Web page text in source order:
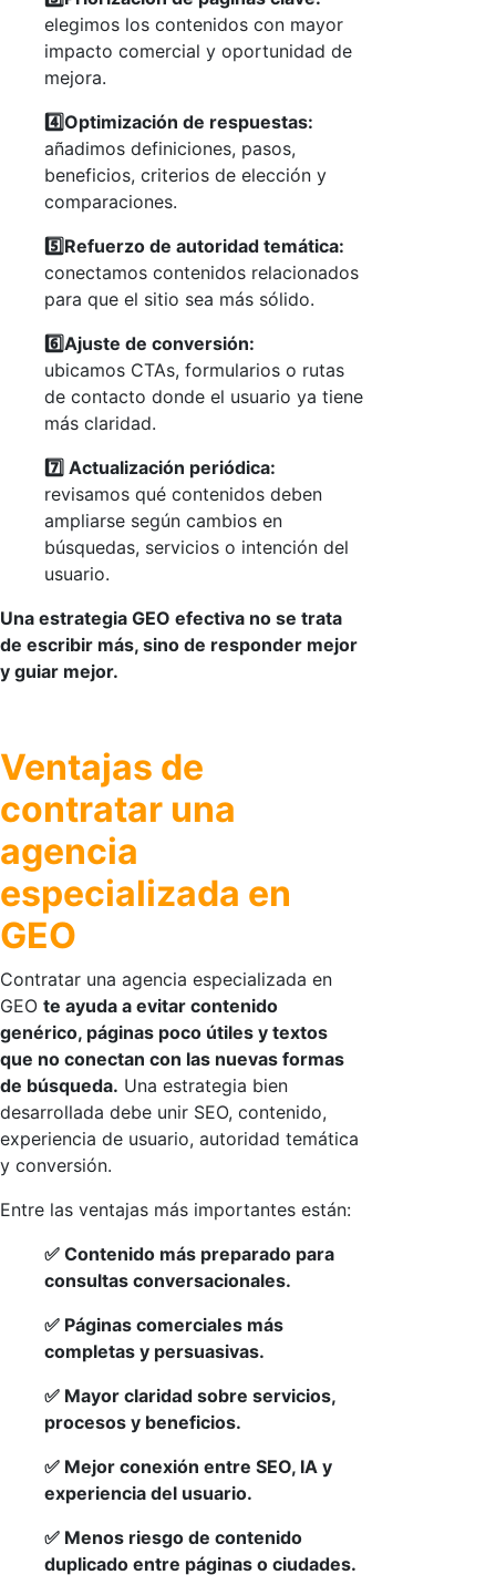
elegimos los contenidos con mayor
impacto comercial y oportunidad de
mejora.
4️⃣Optimización de respuestas:
añadimos definiciones, pasos,
beneficios, criterios de elección y
comparaciones.
5️⃣Refuerzo de autoridad temática:
conectamos contenidos relacionados
para que el sitio sea más sólido.
6️⃣Ajuste de conversión:
ubicamos CTAs, formularios o rutas
de contacto donde el usuario ya tiene
más claridad.
7️⃣ Actualización periódica:
revisamos qué contenidos deben
ampliarse según cambios en
búsquedas, servicios o intención del
usuario.
Una estrategia GEO efectiva no se trata
de escribir más, sino de responder mejor
y guiar mejor.
Ventajas de
contratar una
agencia
especializada en
GEO
Contratar una agencia especializada en
GEO te ayuda a evitar contenido
genérico, páginas poco útiles y textos
que no conectan con las nuevas formas
de búsqueda. Una estrategia bien
desarrollada debe unir SEO, contenido,
experiencia de usuario, autoridad temática
y conversión.
Entre las ventajas más importantes están:
✅ Contenido más preparado para
consultas conversacionales.
✅ Páginas comerciales más
completas y persuasivas.
✅ Mayor claridad sobre servicios,
procesos y beneficios.
✅ Mejor conexión entre SEO, IA y
experiencia del usuario.
✅ Menos riesgo de contenido
duplicado entre páginas o ciudades.